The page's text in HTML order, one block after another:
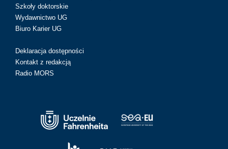
Szkoły doktorskie
Wydawnictwo UG
Biuro Karier UG
Deklaracja dostępności
Kontakt z redakcją
Radio MORS